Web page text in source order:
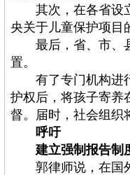
其次，在各省设立
央关于儿童保护项目
最后，省、市、县
置。
有了专门机构进行
护权后，将孩子寄养
督。届时，社会组织
呼吁
建立强制报告制
郭律师说，在国外